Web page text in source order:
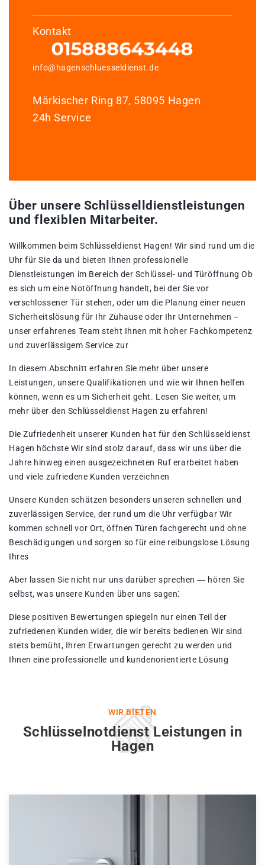
Kontakt
info@hagenschluesseldienst.de
Märkischer Ring 87, 58095 Hagen
24h Service
Über unsere Schlüsselldienstleistungen
und flexiblen Mitarbeiter.
Willkommen beim Schlüsseldienst Hagen!​ Wir sind rund um die
Uhr für Sie da und bieten Ihnen professionelle
Dienstleistungen im Bereich der Schlüssel- und Türöffnung Ob
es sich um eine Notöffnung handelt, bei der Sie vor
verschlossener Tür stehen, oder um die Planung einer neuen
Sicherheitslösung für Ihr Zuhause oder Ihr Unternehmen ౼
unser erfahrenes Team steht Ihnen mit hoher Fachkompetenz
und zuverlässigem Service zur
In diesem Abschnitt erfahren Sie mehr über unsere
Leistungen, unsere Qualifikationen und wie wir Ihnen helfen
können, wenn es um Sicherheit geht. Lesen Sie weiter, um
mehr über den Schlüsseldienst Hagen zu erfahren!​
Die Zufriedenheit unserer Kunden hat für den Schlüsseldienst
Hagen höchste Wir sind stolz darauf, dass wir uns über die
Jahre hinweg einen ausgezeichneten Ruf erarbeitet haben
und viele zufriedene Kunden verzeichnen
Unsere Kunden schätzen besonders unseren schnellen und
zuverlässigen Service, der rund um die Uhr verfügbar Wir
kommen schnell vor Ort, öffnen Türen fachgerecht und ohne
Beschädigungen und sorgen so für eine reibungslose Lösung
Ihres
Aber lassen Sie nicht nur uns darüber sprechen ― hören Sie
selbst, was unsere Kunden über uns sagen⁚
Diese positiven Bewertungen spiegeln nur einen Teil der
zufriedenen Kunden wider, die wir bereits bedienen Wir sind
stets bemüht, Ihren Erwartungen gerecht zu werden und
Ihnen eine professionelle und kundenorientierte Lösung
WIR BIETEN
Schlüsselnotdienst Leistungen in
Hagen